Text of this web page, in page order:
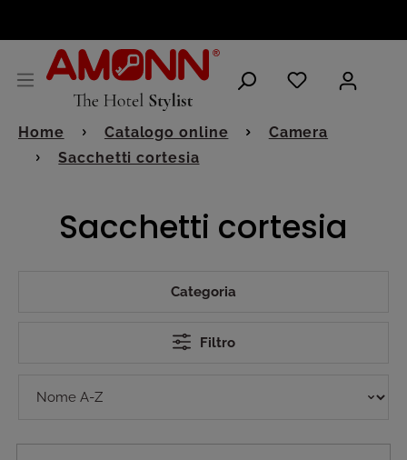
Home Catalogo online
Camera
Sacchetti cortesia
Sacchetti cortesia
Categoria
Filtro